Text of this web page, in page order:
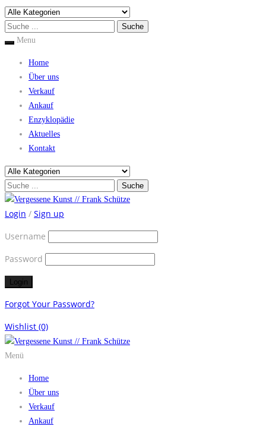
Menu
Home
Über uns
Verkauf
Ankauf
Enzyklopädie
Aktuelles
Kontakt
Login / Sign up
Username
Password
Forgot Your Password?
Wishlist (0)
Menü
Home
Über uns
Verkauf
Ankauf